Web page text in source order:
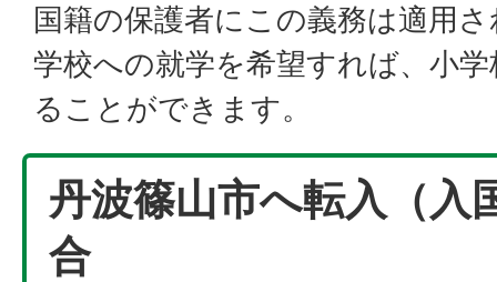
国籍の保護者にこの義務は適用
学校への就学を希望すれば、小
ることができます。
丹波篠山市へ転入（入
合